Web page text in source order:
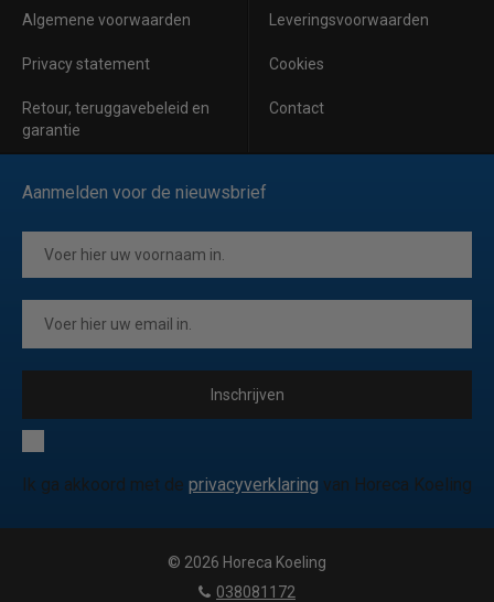
Algemene voorwaarden Leveringsvoorwaarden
Privacy statement Cookies
Retour, teruggavebeleid en
garantie
Contact
Aanmelden voor de nieuwsbrief
Inschrijven
Ik ga akkoord met de privacyverklaring van Horeca Koeling
© 2026 Horeca Koeling
|
038081172